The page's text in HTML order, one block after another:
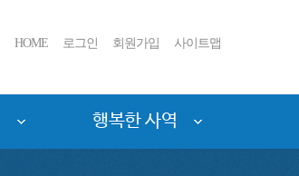
HOME 로그인 회원가입 사이트맵
행복한 사역